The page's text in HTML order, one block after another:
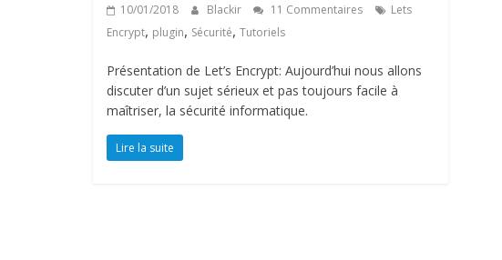
10/01/2018 Blackir 11 Commentaires
Lets
Encrypt, plugin, Sécurité, Tutoriels
Présentation de Let’s Encrypt: Aujourd’hui nous allons
discuter d’un sujet sérieux et pas toujours facile à
maîtriser, la sécurité informatique.
Lire la suite